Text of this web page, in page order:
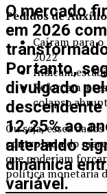
Pedidos de
Caíram para
2022
Indicam
Reforçam a
colapso
Ou seja, esses
controladado
que poderiam
política monetária
O mercado
em 2026
Portanto,
divulgado
descendente
12,25% ao
alterando
dinâmica
variável.